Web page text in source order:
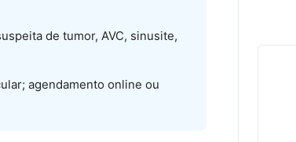
de tumor, AVC, sinusite,
agendamento online ou